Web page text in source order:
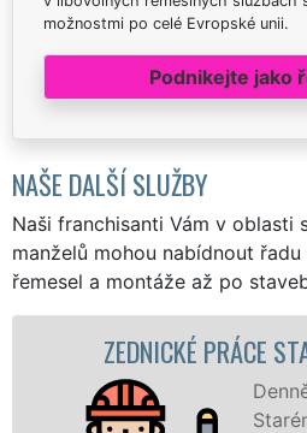
možnostmi po celé Evropské unii.
Podnikejte jako
NAŠE DALŠÍ SLUŽBY
Naši franchisanti Vám v oblasti
manželů mohou nabídnout
řemesel a montáže až po
PRÁCE STARÉ
Denně pro Vás ve
Starém Sedlišti